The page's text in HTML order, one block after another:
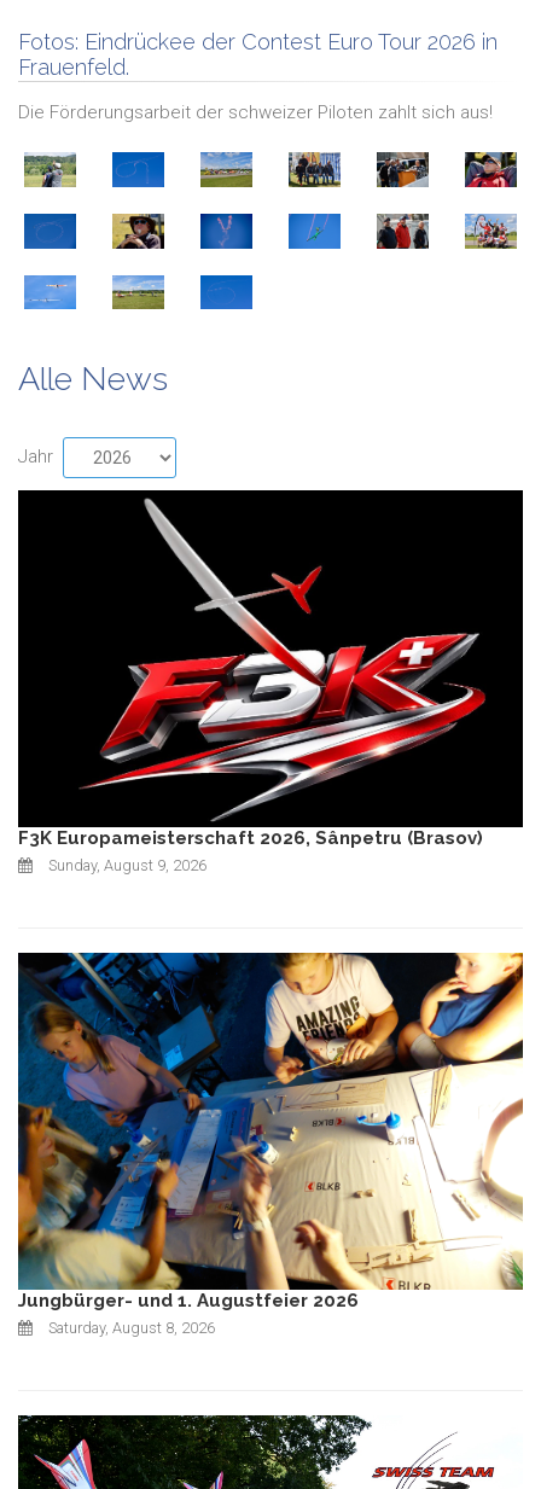
Fotos: Eindrückee der Contest Euro Tour 2026 in
Frauenfeld.
Die Förderungsarbeit der schweizer Piloten zahlt sich aus!
Alle News
Jahr
F3K Europameisterschaft 2026, Sânpetru (Brasov)
Sunday, August 9, 2026
Jungbürger- und 1. Augustfeier 2026
Saturday, August 8, 2026